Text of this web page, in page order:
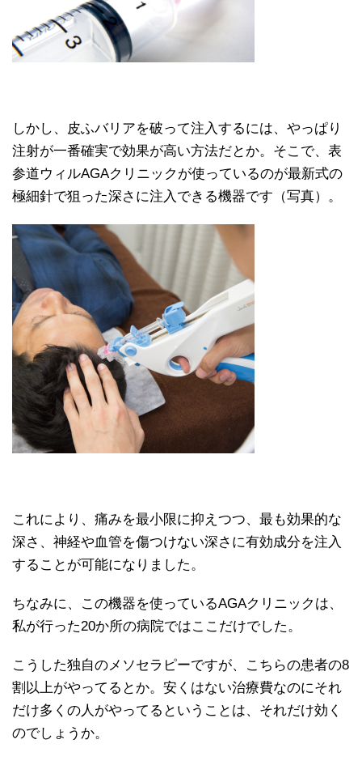
しかし、皮ふバリアを破って注入するには、やっぱり
注射が一番確実で効果が高い方法だとか。そこで、表
参道ウィルAGAクリニックが使っているのが最新式の
極細針で狙った深さに注入できる機器です（写真）。
これにより、痛みを最小限に抑えつつ、最も効果的な
深さ、神経や血管を傷つけない深さに有効成分を注入
することが可能になりました。
ちなみに、この機器を使っているAGAクリニックは、
私が行った20か所の病院ではここだけでした。
こうした独自のメソセラピーですが、こちらの患者の8
割以上がやってるとか。安くはない治療費なのにそれ
だけ多くの人がやってるということは、それだけ効く
のでしょうか。